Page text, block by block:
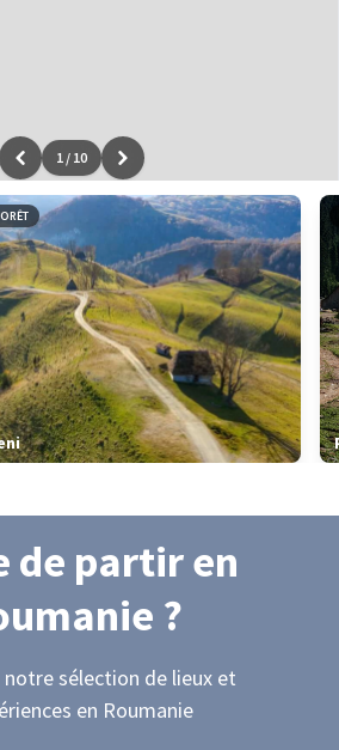
©OpenStreetMap/ODbL - renduOSM France
1 / 10
de partiren
?
notre sélection de lieux et
en Roumanie